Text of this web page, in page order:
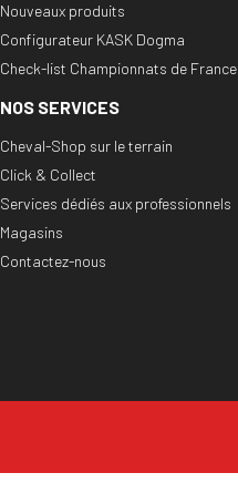
Nouveaux produits
Configurateur KASK Dogma
Check-list Championnats de France
NOS SERVICES
Cheval-Shop sur le terrain
Click & Collect
Services dédiés aux professionnels
Magasins
Contactez-nous